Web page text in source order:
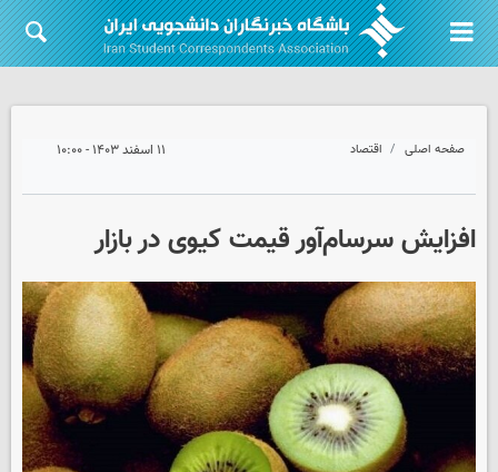
صفحه اصلی اقتصاد ۱۱ اسفند ۱۴۰۳ - ۱۰:۰۰
افزایش سرسام‌آور قیمت کیوی در بازار